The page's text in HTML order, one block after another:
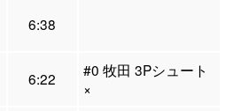
6:38
6:22
#0 牧田 3Pシュート
×